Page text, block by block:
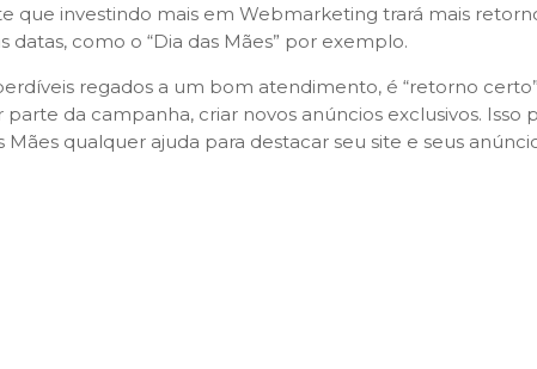
que investindo mais em Webmarketing trará mais
datas, como o “Dia das Mães” por exemplo.
regados a um bom atendimento, é “retorno
da campanha, criar novos anúncios exclusivos.
qualquer ajuda para destacar seu site e seus